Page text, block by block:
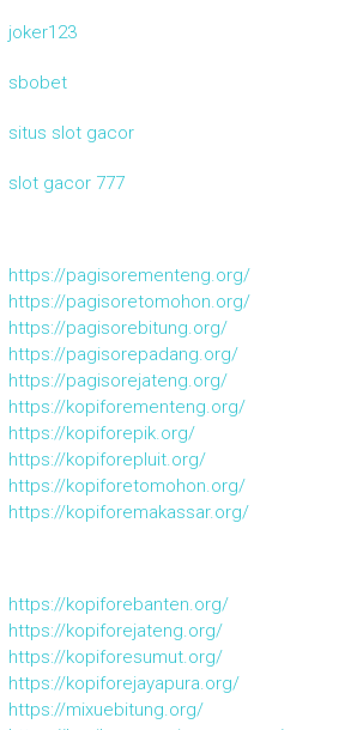
joker123
sbobet
situs slot gacor
slot gacor 777
https://pagisorementeng.org/
https://pagisoretomohon.org/
https://pagisorebitung.org/
https://pagisorepadang.org/
https://pagisorejateng.org/
https://kopiforementeng.org/
https://kopiforepik.org/
https://kopiforepluit.org/
https://kopiforetomohon.org/
https://kopiforemakassar.org/
https://kopiforebanten.org/
https://kopiforejateng.org/
https://kopiforesumut.org/
https://kopiforejayapura.org/
https://mixuebitung.org/